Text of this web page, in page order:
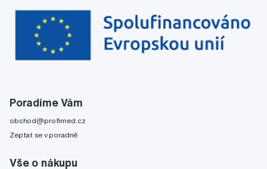
Poradíme Vám
obchod@profimed.cz
Zeptat se v poradně
Vše o nákupu